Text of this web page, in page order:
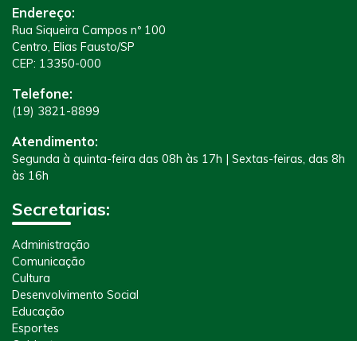
Endereço:
Rua Siqueira Campos nº 100
Centro, Elias Fausto/SP
CEP: 13350-000
Telefone:
(19) 3821-8899
Atendimento:
Segunda à quinta-feira das 08h às 17h | Sextas-feiras, das 8h
às 16h
Secretarias:
Administração
Comunicação
Cultura
Desenvolvimento Social
Educação
Esportes